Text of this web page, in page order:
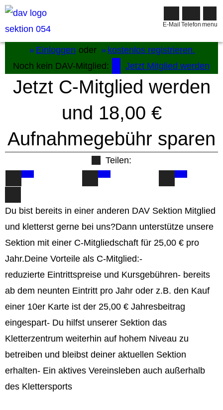
Einloggen oder
kostenlos registrieren.
Noch kein DAV-Mitglied:
Jetzt Mitglied werden
Jetzt C-Mitglied werden
und 18,00 €
Aufnahmegebühr sparen
Teilen:
Du bist bereits in einer anderen DAV Sektion Mitglied
und kletterst gerne bei uns?Dann unterstütze unsere
Sektion mit einer C-Mitgliedschaft für 25,00 € pro
Jahr.Deine Vorteile als C-Mitglied:-
reduzierte Eintrittspreise und Kursgebühren- bereits
ab dem neunten Eintritt pro Jahr oder z.B. den Kauf
einer 10er Karte ist der 25,00 € Jahresbeitrag
eingespart- Du hilfst unserer Sektion das
Kletterzentrum weiterhin auf hohem Niveau zu
betreiben und bleibst deiner aktuellen Sektion
erhalten- Ein aktives Vereinsleben auch außerhalb
des Klettersports